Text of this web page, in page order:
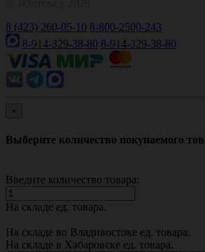
8 (423) 260-05-10 8-800-2500-243
8-914-329-38-80 8-914-329-38-80
×
Выберите количество покупаемого
Введите количество товара:
На складе ед. товара.
На складе во Владивостоке ед. товара.
На складе в Хабаровске ед. товара.